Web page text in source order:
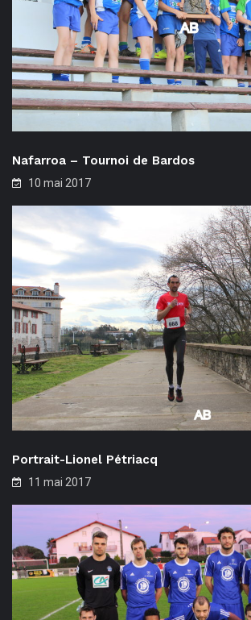
Nafarroa – Tournoi de Bardos
10 mai 2017
Portrait-Lionel Pétriacq
11 mai 2017